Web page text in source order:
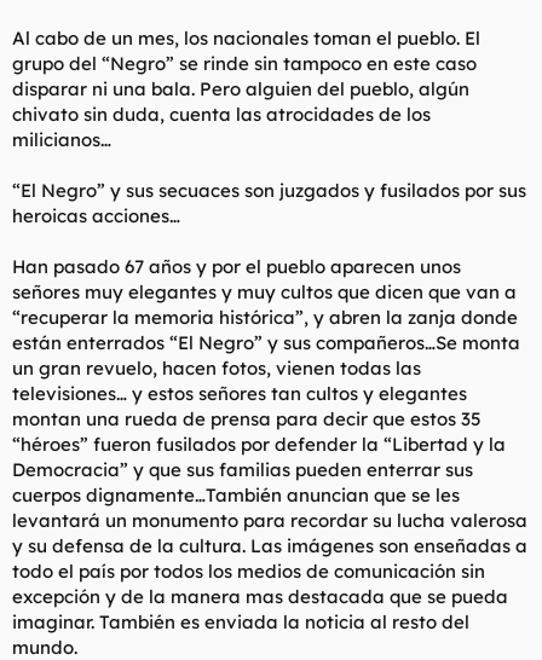
Al cabo de un mes, los nacionales toman el pueblo. El
grupo del “Negro” se rinde sin tampoco en este caso
disparar ni una bala. Pero alguien del pueblo, algún
chivato sin duda, cuenta las atrocidades de los
milicianos…
“El Negro” y sus secuaces son juzgados y fusilados por sus
heroicas acciones…
Han pasado 67 años y por el pueblo aparecen unos
señores muy elegantes y muy cultos que dicen que van a
“recuperar la memoria histórica”, y abren la zanja donde
están enterrados “El Negro” y sus compañeros…Se monta
un gran revuelo, hacen fotos, vienen todas las
televisiones… y estos señores tan cultos y elegantes
montan una rueda de prensa para decir que estos 35
“héroes” fueron fusilados por defender la “Libertad y la
Democracia” y que sus familias pueden enterrar sus
cuerpos dignamente…También anuncian que se les
levantará un monumento para recordar su lucha valerosa
y su defensa de la cultura. Las imágenes son enseñadas a
todo el país por todos los medios de comunicación sin
excepción y de la manera mas destacada que se pueda
imaginar. También es enviada la noticia al resto del
mundo.